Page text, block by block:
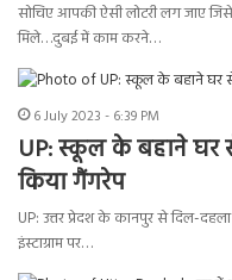
सोचिए आपकी ऐसी लोटरी लग जाए
मिले…दुबई में काम करने…
6 July 2023 - 6:39 PM
UP: स्कूल के बहाने घर
किया गैंगरेप
UP: उत्तर प्रेदश के कानपुर से दिल-
इंस्टाग्राम पर…